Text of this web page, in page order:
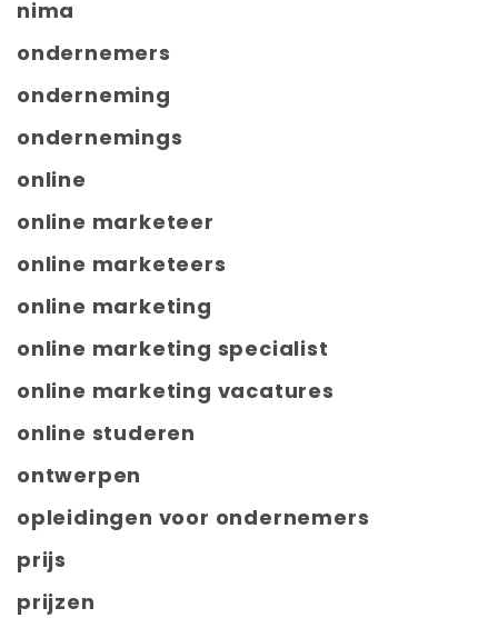
nima
ondernemers
onderneming
ondernemings
online
online marketeer
online marketeers
online marketing
online marketing specialist
online marketing vacatures
online studeren
ontwerpen
opleidingen voor ondernemers
prijs
prijzen